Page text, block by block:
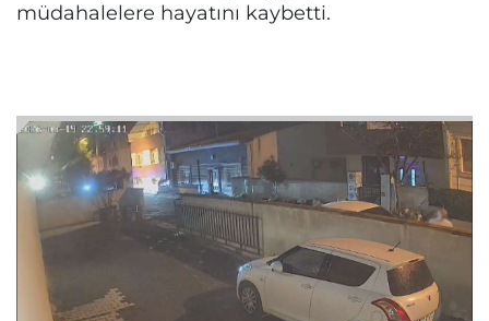
müdahalelere hayatını kaybetti.